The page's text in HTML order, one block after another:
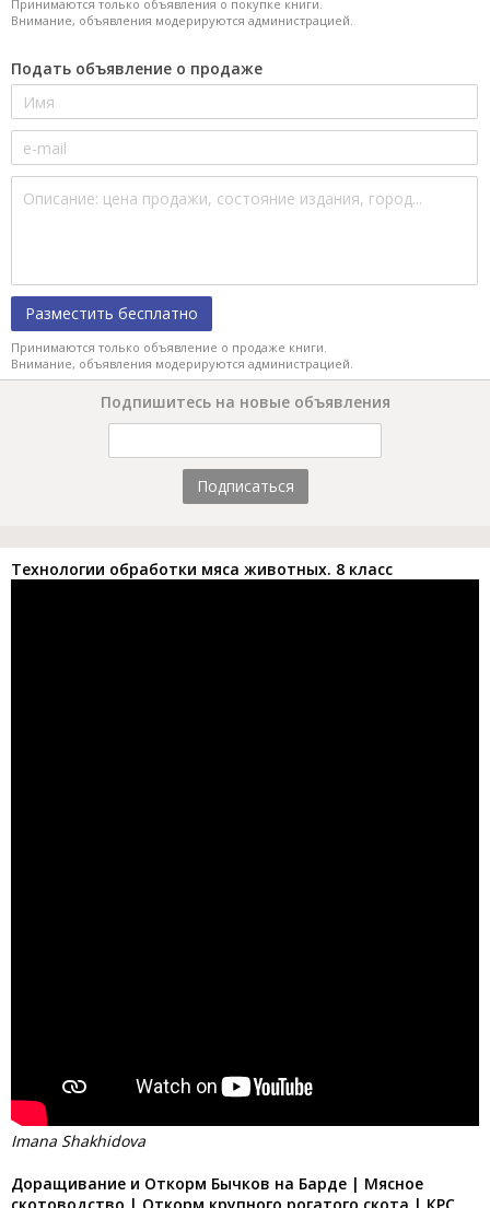
Принимаются только объявления о покупке книги.
Внимание, объявления модерируются администрацией.
Подать объявление о продаже
Разместить бесплатно
Принимаются только объявление о продаже книги.
Внимание, объявления модерируются администрацией.
Подпишитесь на новые объявления
Подписаться
Технологии обработки мяса животных. 8 класс
Imana Shakhidova
Доращивание и Откорм Бычков на Барде | Мясное